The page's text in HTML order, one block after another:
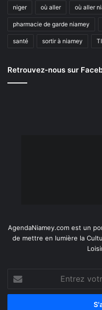
niger où aller où aller
pharmacie de garde niamey
santé sortir à niamey
Retrouvez-nous sur
AgendaNiamey.com est un
de mettre en lumière la
Entrez
votre
adresse